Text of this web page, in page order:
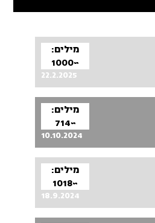
מילים:
~1000
22.2.2025
מילים:
~714
10.10.2024
מילים:
~1018
18.9.2024